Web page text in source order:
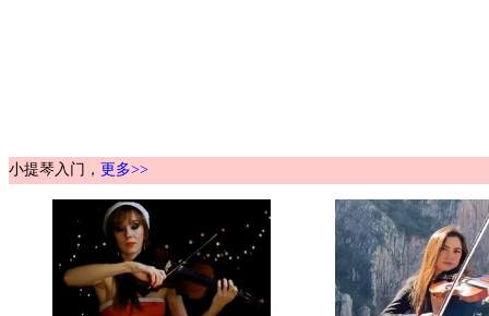
小提琴入门， 更多>>